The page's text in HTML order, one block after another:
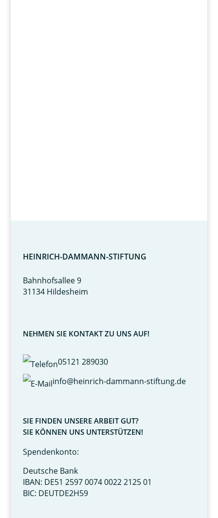
HEINRICH-DAMMANN-STIFTUNG
Bahnhofsallee 9
31134 Hildesheim
NEHMEN SIE KONTAKT ZU UNS AUF!
05121 289030
info@heinrich-dammann-stiftung.de
SIE FINDEN UNSERE ARBEIT GUT?
SIE KÖNNEN UNS UNTERSTÜTZEN!
Spendenkonto:
Deutsche Bank
IBAN: DE51 2597 0074 0022 2125 01
BIC: DEUTDE2H59